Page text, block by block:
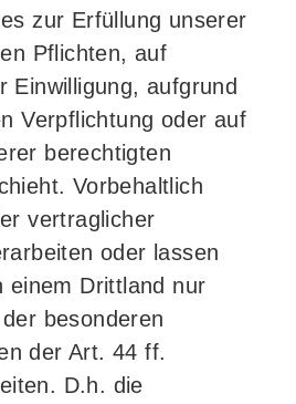
zur Erfüllung unserer
Pflichten, auf
Einwilligung, aufgrund
Verpflichtung oder auf
berechtigten
Vorbehaltlich
vertraglicher
oder lassen
einem Drittland nur
besonderen
der Art. 44 ff.
D.h. die